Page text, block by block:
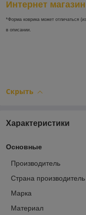
Интернет
*Форма коврика может отличаться
в описании.
Скрыть
Характеристики
Основные
Производитель
Страна производитель
Марка
Материал